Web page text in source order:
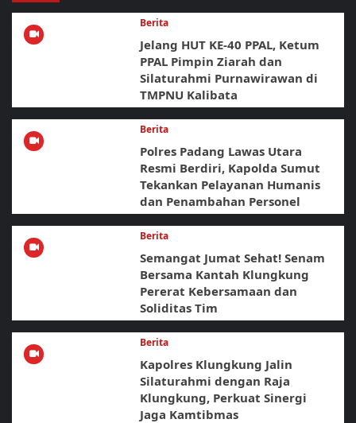
Berita
Jelang HUT KE-40 PPAL, Ketum
PPAL Pimpin Ziarah dan
Silaturahmi Purnawirawan di
TMPNU Kalibata
Berita
Polres Padang Lawas Utara
Resmi Berdiri, Kapolda Sumut
Tekankan Pelayanan Humanis
dan Penambahan Personel
Berita
Semangat Jumat Sehat! Senam
Bersama Kantah Klungkung
Pererat Kebersamaan dan
Soliditas Tim
Berita
Kapolres Klungkung Jalin
Silaturahmi dengan Raja
Klungkung, Perkuat Sinergi
Jaga Kamtibmas